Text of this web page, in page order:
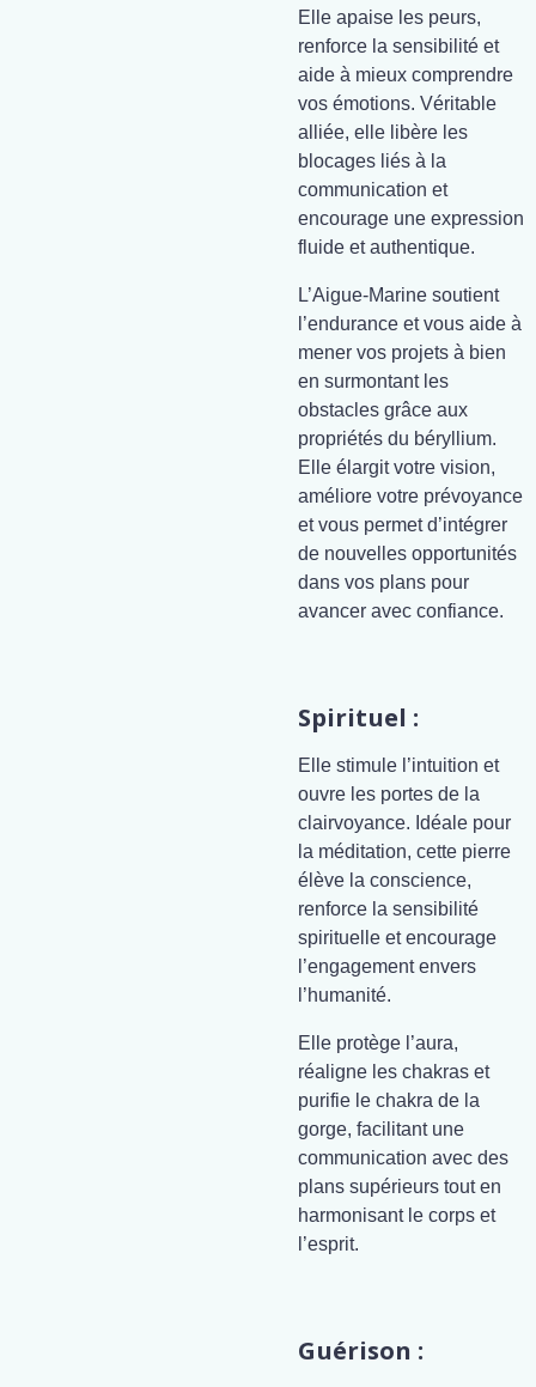
Elle apaise les peurs,
renforce la sensibilité et
aide à mieux comprendre
vos émotions. Véritable
alliée, elle libère les
blocages liés à la
communication et
encourage une expression
fluide et authentique.
L’Aigue-Marine soutient
l’endurance et vous aide à
mener vos projets à bien
en surmontant les
obstacles grâce aux
propriétés du béryllium.
Elle élargit votre vision,
améliore votre prévoyance
et vous permet d’intégrer
de nouvelles opportunités
dans vos plans pour
avancer avec confiance.
Spirituel :
Elle stimule l’intuition et
ouvre les portes de la
clairvoyance. Idéale pour
la méditation, cette pierre
élève la conscience,
renforce la sensibilité
spirituelle et encourage
l’engagement envers
l’humanité.
Elle protège l’aura,
réaligne les chakras et
purifie le chakra de la
gorge, facilitant une
communication avec des
plans supérieurs tout en
harmonisant le corps et
l’esprit.
Guérison :